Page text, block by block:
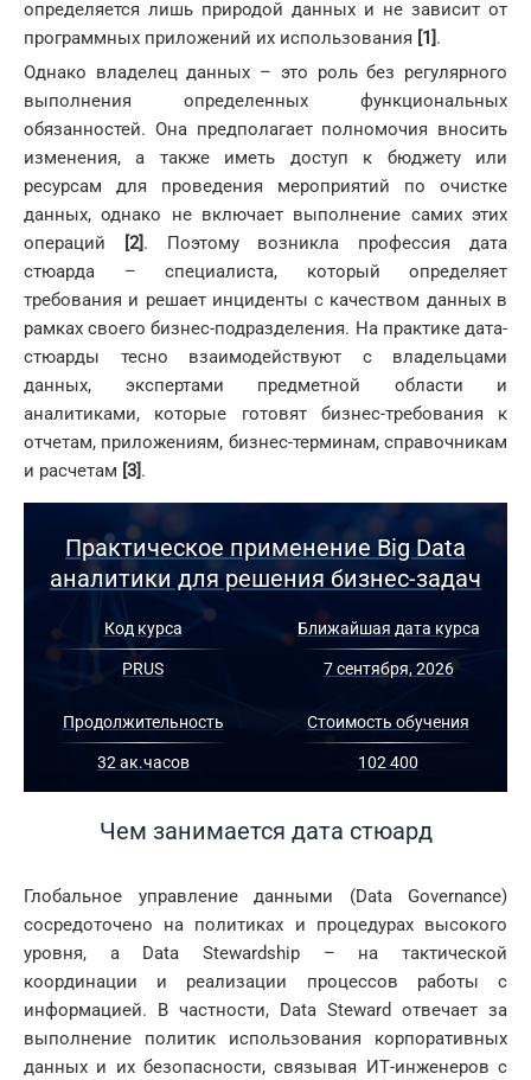
определяется лишь природой данных и не зависит от
программных приложений их использования [1].
Однако владелец данных – это роль без регулярного
выполнения определенных функциональных
обязанностей. Она предполагает полномочия вносить
изменения, а также иметь доступ к бюджету или
ресурсам для проведения мероприятий по очистке
данных, однако не включает выполнение самих этих
операций
[2]. Поэтому возникла профессия дата
стюарда – специалиста, который определяет
требования и решает инциденты с качеством данных в
рамках своего бизнес-подразделения. На практике дата-
стюарды тесно взаимодействуют с владельцами
данных, экспертами предметной области и
аналитиками, которые готовят бизнес-требования к
отчетам, приложениям, бизнес-терминам, справочникам
и расчетам [3].
Практическое применение Big Data
аналитики для решения бизнес-задач
Код курса
PRUS
Ближайшая дата курса
7 сентября, 2026
Продолжительность
32 ак.часов
Стоимость обучения
102 400
Чем занимается дата стюард
Глобальное управление данными (Data Governance)
сосредоточено на политиках и процедурах высокого
уровня, а Data Stewardship – на тактической
координации и реализации процессов работы с
информацией. В частности, Data Steward отвечает за
выполнение политик использования корпоративных
данных и их безопасности, связывая ИТ-инженеров с